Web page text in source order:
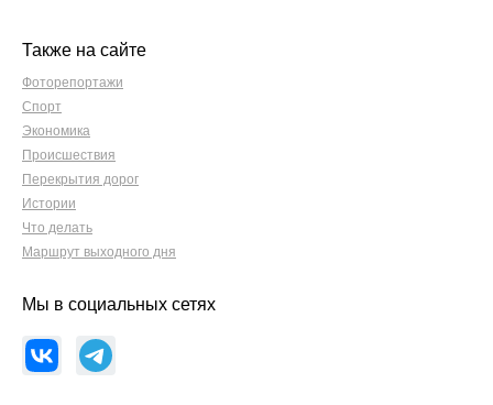
Также на сайте
Фоторепортажи
Спорт
Экономика
Происшествия
Перекрытия дорог
Истории
Что делать
Маршрут выходного дня
Мы в социальных сетях